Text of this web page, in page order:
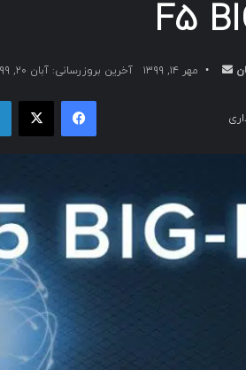
F5
مهر ۱۴, ۱۳۹۹ آخرین بروزرسانی: آبان ۲۰, ۱۳۹۹